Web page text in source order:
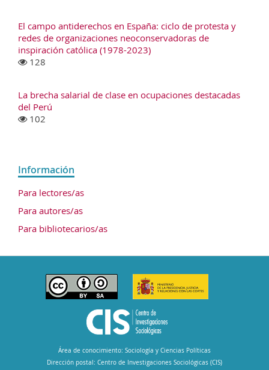
El campo antiderechos en España: ciclo de protesta y
redes de organizaciones neoconservadoras de
inspiración católica (1978-2023)
128
La brecha salarial de clase en ocupaciones destacadas
del Perú
102
Información
Para lectores/as
Para autores/as
Para bibliotecarios/as
Área de conocimiento: Sociología y Ciencias Políticas
Dirección postal: Centro de Investigaciones Sociológicas (CIS)